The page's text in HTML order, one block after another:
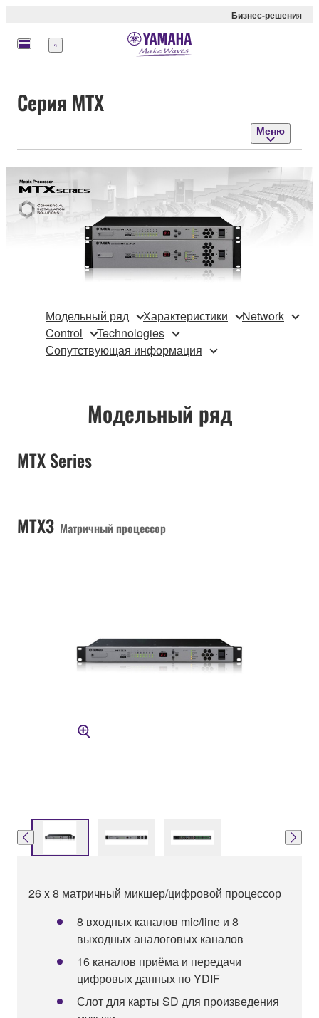
Бизнес-решения
Меню
Серия MTX
Меню
Модельный ряд Характеристики
Network
Control
Technologies
Сопутствующая информация
Модельный ряд
MTX Series
MTX3 Матричный процессор
26 x 8 матричный микшер/цифровой процессор
8 входных каналов mic/line и 8
выходных аналоговых каналов
16 каналов приёма и передачи
цифровых данных по YDIF
Слот для карты SD для произведения